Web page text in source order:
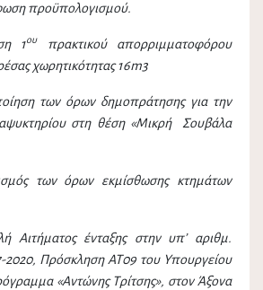
προϋπολογισμού.
1ουπρακτικού απορριμματοφόρου
χωρητικότητας 16m3
των όρων δημοπράτησης για την
στη θέση «Μικρή Σουβάλα
των όρων εκμίσθωσης κτημάτων
Αιτήματος ένταξης στην υπ’ αριθμ.
2020, Πρόσκληση ΑΤ09 του Υπουργείου
«Αντώνης Τρίτσης», στον Άξονα